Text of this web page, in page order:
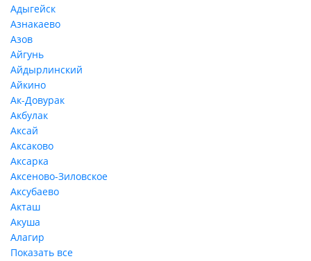
Адыгейск
Азнакаево
Азов
Айгунь
Айдырлинский
Айкино
Ак-Довурак
Акбулак
Аксай
Аксаково
Аксарка
Аксеново-Зиловское
Аксубаево
Акташ
Акуша
Алагир
Показать все